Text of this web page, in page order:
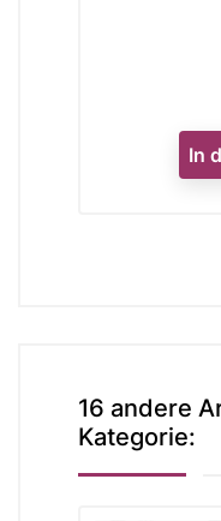
In
16 andere
Kategorie: